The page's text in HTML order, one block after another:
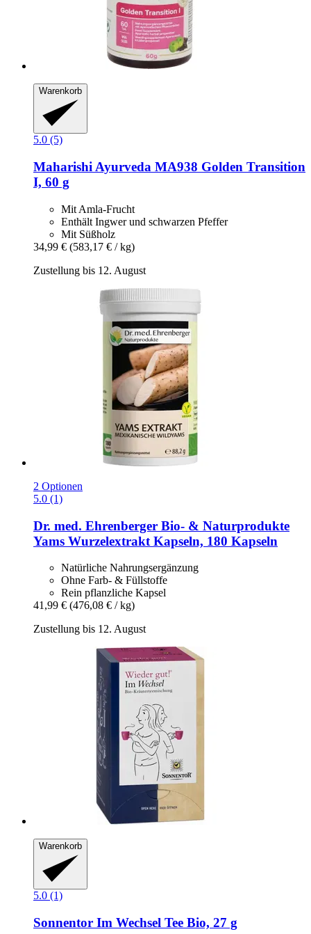
Warenkorb
5.0 (5)
Maharishi Ayurveda MA938 Golden Transition
I, 60 g
Mit Amla-Frucht
Enthält Ingwer und schwarzen Pfeffer
Mit Süßholz
34,99 € (583,17 € / kg)
Zustellung bis 12. August
2 Optionen
5.0 (1)
Dr. med. Ehrenberger Bio- & Naturprodukte
Yams Wurzelextrakt Kapseln, 180 Kapseln
Natürliche Nahrungsergänzung
Ohne Farb- & Füllstoffe
Rein pflanzliche Kapsel
41,99 € (476,08 € / kg)
Zustellung bis 12. August
Warenkorb
5.0 (1)
Sonnentor Im Wechsel Tee Bio, 27 g